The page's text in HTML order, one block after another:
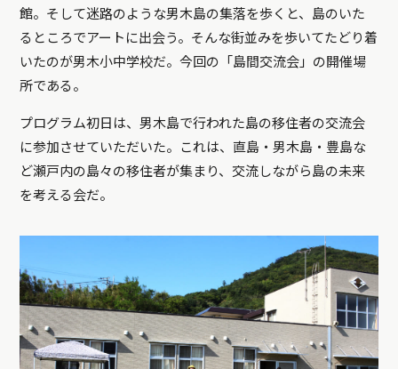
館。そして迷路のような男木島の集落を歩くと、島のいた
るところでアートに出会う。そんな街並みを歩いてたどり着
いたのが男木小中学校だ。今回の「島間交流会」の開催場
所である。
プログラム初日は、男木島で行われた島の移住者の交流会
に参加させていただいた。これは、直島・男木島・豊島な
ど瀬戸内の島々の移住者が集まり、交流しながら島の未来
を考える会だ。